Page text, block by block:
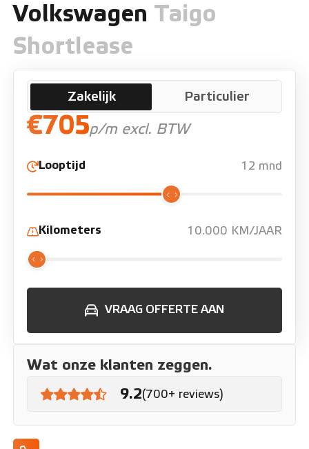
Volkswagen Taigo
Shortlease
Zakelijk Particulier
€705p/m excl. BTW
Looptijd 12 mnd
Kilometers 10.000 KM/JAAR
VRAAG OFFERTE AAN
Wat onze klanten zeggen.
9.2(700+ reviews)